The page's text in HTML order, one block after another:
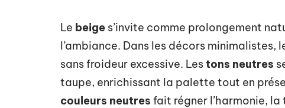
Le beige s’invite comme prolongement
l’ambiance. Dans les décors minimalistes,
sans froideur excessive. Lestons neutres
taupe, enrichissant la palette tout en
couleurs neutres fait régner l’harmonie,